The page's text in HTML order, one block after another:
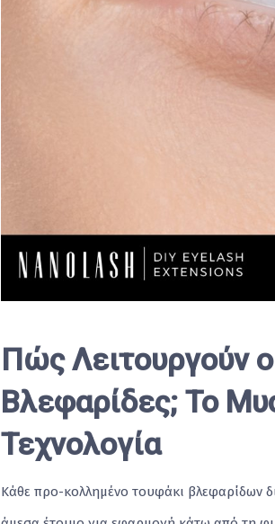
Πώς Λειτουργούν
Βλεφαρίδες; Το
Τεχνολογία
Κάθε προ-κολλημένο τουφάκι βλεφαρίδων